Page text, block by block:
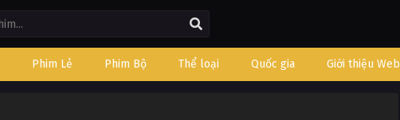
Phim Lẻ Phim Bộ Thể loại Quốc gia Giới thiệu Web